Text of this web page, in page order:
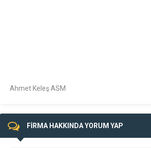
Ahmet Keleş ASM
FİRMA HAKKINDA YORUM YAP